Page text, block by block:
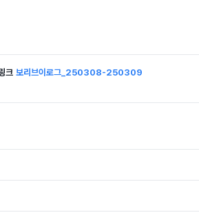
크 보리브이로그_250308-250309